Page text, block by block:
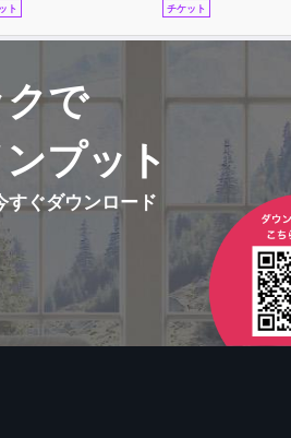
ト チケット
で
プット
すぐダウンロード